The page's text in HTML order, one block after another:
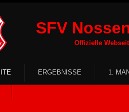
SFV
Offizielle Webseite
ERGEBNISSE 1.